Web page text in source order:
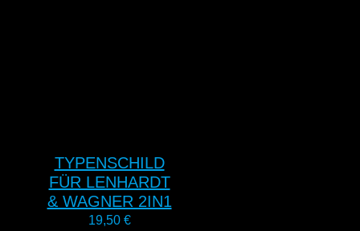
TYPENSCHILD
FÜR LENHARDT
& WAGNER 2IN1
19,50 €